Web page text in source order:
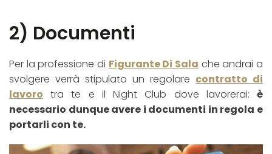
2) Documenti
Per la professione di Figurante Di Sala che andrai a
svolgere verrà stipulato un regolare contratto di
lavoro tra te e il Night Club dove lavorerai: è
necessario dunque avere i documenti in regola e
portarli con te.